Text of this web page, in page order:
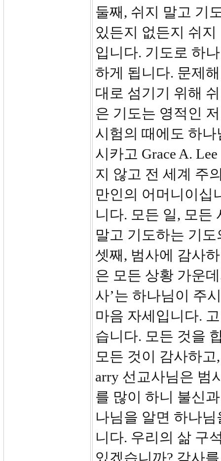
둘째, 쉬지 말고 기
있든지 없든지 쉬
입니다. 기도로 하
하게 됩니다. 문제
대로 섬기기 위해
은 기도는 영적인
시험의 때에도 하
시카고 Grace A.
지 않고 전 세계 주
만인의 어머니이십
니다. 모든 일, 모든
말고 기도하는 기
셋째, 범사에 감사
은 모든 상황 가운
사’는 하나님이 주
마음 자세입니다.
습니다. 모든 것을
모든 것이 감사하
arry 선교사님은 범
를 많이 하니 불신
나님을 알면 하나
니다. 우리의 삶 구
있겠습니까? 감사